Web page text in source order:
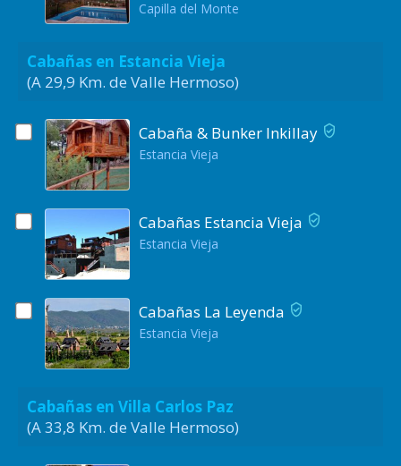
Capilla del Monte
Cabañas en Estancia Vieja
(A 29,9 Km. de Valle Hermoso)
Cabaña & Bunker Inkillay
Estancia Vieja
Cabañas Estancia Vieja
Estancia Vieja
Cabañas La Leyenda
Estancia Vieja
Cabañas en Villa Carlos Paz
(A 33,8 Km. de Valle Hermoso)